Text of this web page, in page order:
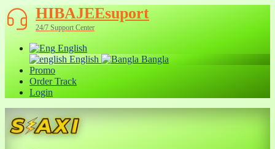
HIBAJEEsuport
24/7 Support Center
English
English
Bangla
Promo
Order Track
Login